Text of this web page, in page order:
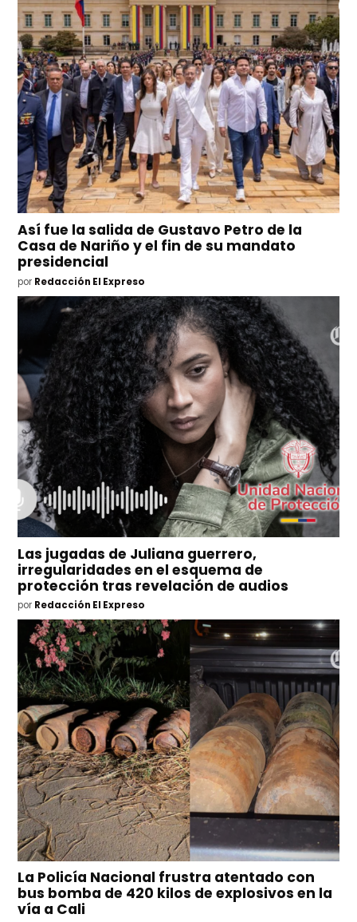
Así fue la salida de Gustavo Petro de la
Casa de Nariño y el fin de su mandato
presidencial
por Redacción El Expreso
Las jugadas de Juliana guerrero,
irregularidades en el esquema de
protección tras revelación de audios
por Redacción El Expreso
La Policía Nacional frustra atentado con
bus bomba de 420 kilos de explosivos en la
vía a Cali